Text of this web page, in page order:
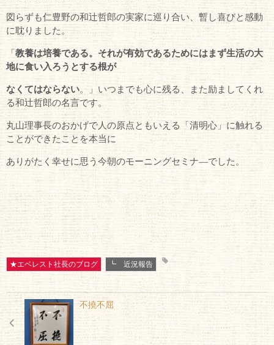
図らずも仁豊野の和辻哲郎の実家に巡り合い、暫し喜びと感動
に耽りました。
「 教養は培養である。 それが有効であるためにはまず生活の大
地に食い入ろう とする根が
なくてはならない。」いつまでも心に残る、また励ましてくれ
る和辻哲郎の名言です。
丸山理事長のおかげで人の原点ともいえる「清明心」に触れる
ことができたことを本当に
ありがたく幸せに思う今朝のモーニングセミナ―でした。
★エベレスト社長のブログ ┗ 近況報告
不撓不屈